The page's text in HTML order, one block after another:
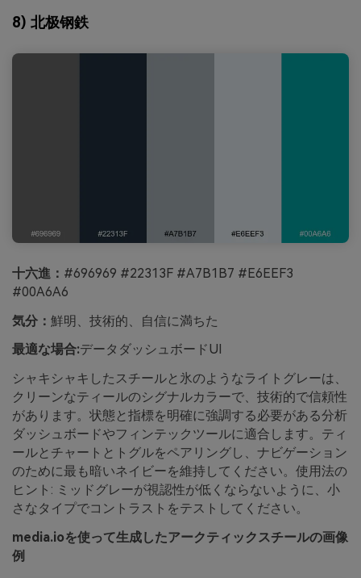
8) 北极钢鉄
十六進： #696969 #22313F #A7B1B7 #E6EEF3
#00A6A6
気分： 鮮明、技術的、自信に満ちた
最適な場合:データダッシュボードUI
シャキシャキしたスチールと氷のようなライトグレーは、
クリーンなティールのシグナルカラーで、技術的で信頼性
があります。状態と指標を明確に強調する必要がある分析
ダッシュボードやフィンテックツールに適合します。ティ
ールとチャートとトグルをペアリングし、ナビゲーション
のために最も暗いネイビーを維持してください。使用法の
ヒント: ミッドグレーが視認性が低くならないように、小
さなタイプでコントラストをテストしてください。
media.ioを使って生成したアークティックスチールの画像
例